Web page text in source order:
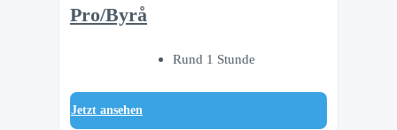
Pro/Byrå
Rund 1 Stunde
Jetzt ansehen